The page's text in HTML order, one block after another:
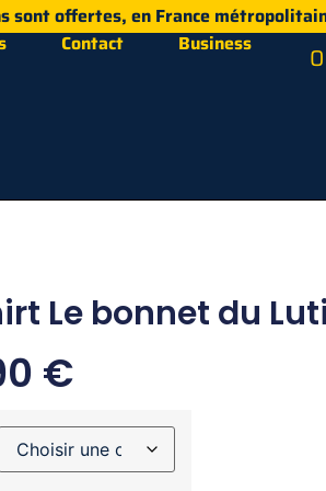
sont offertes, en France
Contact Business 0
Le bonnet du
€